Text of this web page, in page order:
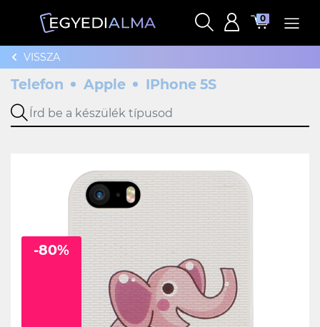
0
VISSZA
Telefon Apple IPhone 5S
-80%